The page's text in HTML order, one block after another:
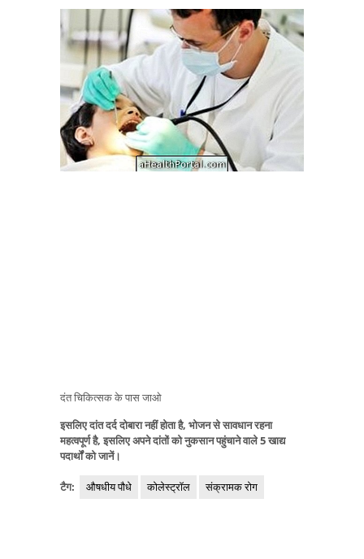
दंत चिकित्सक के पास जाओ
इसलिए दांत दर्द दोबारा नहीं होता है, भोजन से सावधान रहना
महत्वपूर्ण है, इसलिए अपने दांतों को नुकसान पहुंचाने वाले 5 खाद्य
पदार्थों को जानें।
टैग: औषधीय पौधे कोलेस्ट्रॉल संक्रामक रोग